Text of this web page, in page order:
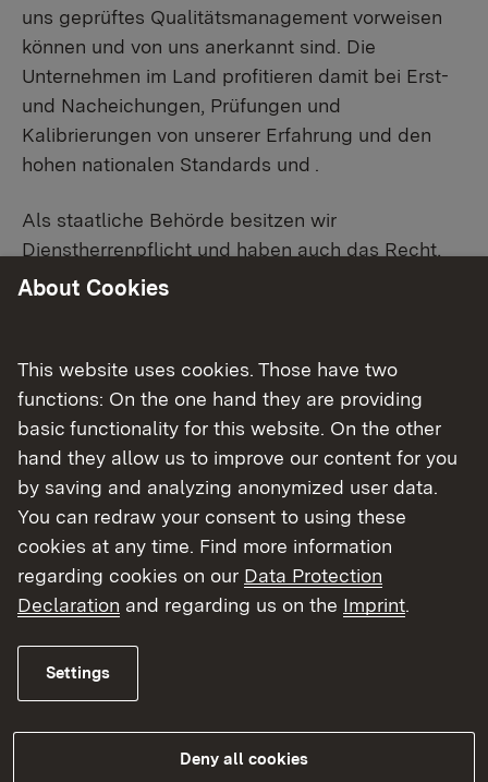
uns geprüftes Qualitätsmanagement vorweisen
können und von uns anerkannt sind. Die
Unternehmen im Land profitieren damit bei Erst-
und Nacheichungen, Prüfungen und
Kalibrierungen von unserer Erfahrung und den
hohen nationalen Standards und .
Als staatliche Behörde besitzen wir
Dienstherrenpflicht und haben auch das Recht,
Ordnungswidrigkeiten durch Verwarnungen und
Württemberg (EBBW) besteht aus der Direktion
in Stuttgart, acht Eichämtern und dem
Beschussamt in Ulm.
Das Eich- und Beschusswesen Baden-
Württemberg ist Teil der Vier-Länderkooperation
im Eichwesen mit den Partnern aus Hessen,
Rheinland-Pfalz und dem Saarland.
Anträge und Formulare
Betriebsstellen
About Cookies
This website uses cookies. Those have two
functions: On the one hand they are providing
basic functionality for this website. On the other
hand they allow us to improve our content for you
by saving and analyzing anonymized user data.
You can redraw your consent to using these
cookies at any time. Find more information
regarding cookies on our Data Protection
Declaration and regarding us on the Imprint.
Settings
Deny all cookies